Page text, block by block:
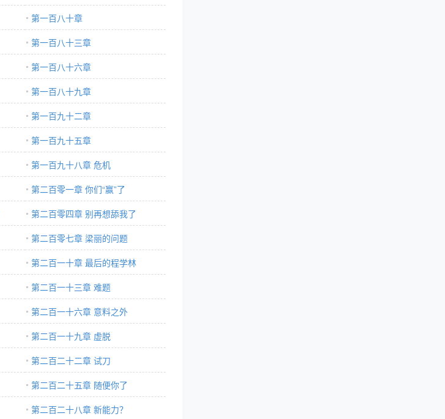
第一百八十章
第一百八十三章
第一百八十六章
第一百八十九章
第一百九十二章
第一百九十五章
第一百九十八章 危机
第二百零一章 你们“赢”了
第二百零四章 别再想舔我了
第二百零七章 梁丽的问题
第二百一十章 最后的程学林
第二百一十三章 难题
第二百一十六章 意料之外
第二百一十九章 虚脱
第二百二十二章 试刀
第二百二十五章 随便你了
第二百二十八章 新能力？